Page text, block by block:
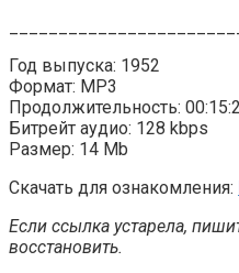
Год выпуска: 1952
Формат: MP3
Продолжительность:
Битрейт аудио: 128 kbps
Размер: 14 Mb
Скачать для ознакомления:
Если ссылка устарела,
восстановить.